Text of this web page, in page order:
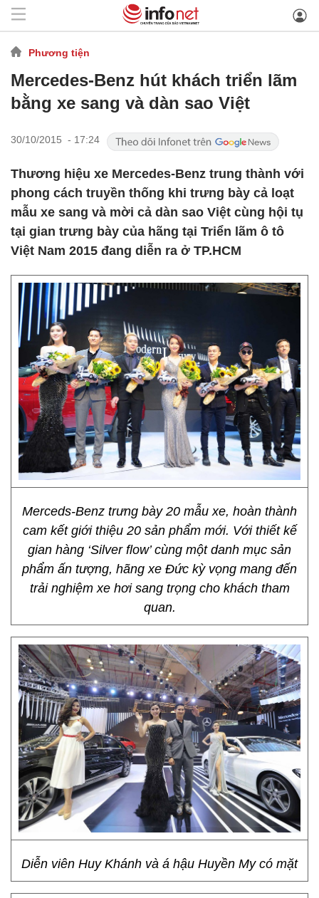
Phương tiện
Mercedes-Benz hút khách triển lãm
bằng xe sang và dàn sao Việt
30/10/2015 - 17:24
Thương hiệu xe Mercedes-Benz trung thành với
phong cách truyền thống khi trưng bày cả loạt
mẫu xe sang và mời cả dàn sao Việt cùng hội tụ
tại gian trưng bày của hãng tại Triển lãm ô tô
Việt Nam 2015 đang diễn ra ở TP.HCM
Merceds-Benz trưng bày 20 mẫu xe, hoàn thành
cam kết giới thiệu 20 sản phẩm mới. Với thiết kế
gian hàng ‘Silver flow’ cùng một danh mục sản
phẩm ấn tượng, hãng xe Đức kỳ vọng mang đến
trải nghiệm xe hơi sang trọng cho khách tham
quan.
Diễn viên Huy Khánh và á hậu Huyền My có mặt